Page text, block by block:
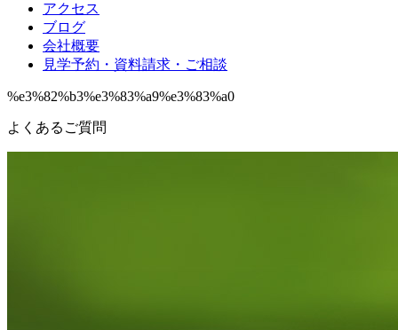
アクセス
ブログ
会社概要
見学予約・資料請求・ご相談
%e3%82%b3%e3%83%a9%e3%83%a0
よくあるご質問